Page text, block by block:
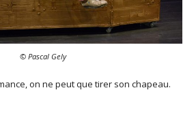
© Pascal Gely
on ne peut que tirer son chapeau.